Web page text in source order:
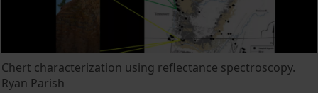
Chert characterization using reflectance spectroscopy.
Ryan Parish